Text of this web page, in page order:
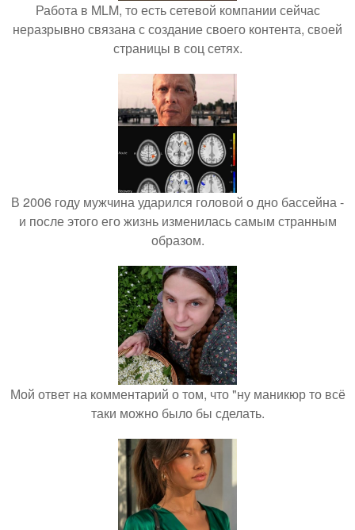
Работа в MLM, то есть сетевой компании сейчас
неразрывно связана с создание своего контента, своей
страницы в соц сетях.
В 2006 году мужчина ударился головой о дно бассейна -
и после этого его жизнь изменилась самым странным
образом.
Мой ответ на комментарий о том, что "ну маникюр то всё
таки можно было бы сделать.